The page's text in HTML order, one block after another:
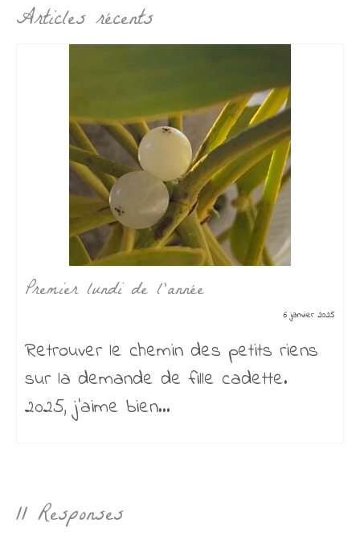
Articles récents
Premier lundi de l’année
6 janvier 2025
Retrouver le chemin des petits riens
sur la demande de fille cadette.
2025, j’aime bien...
11 Responses